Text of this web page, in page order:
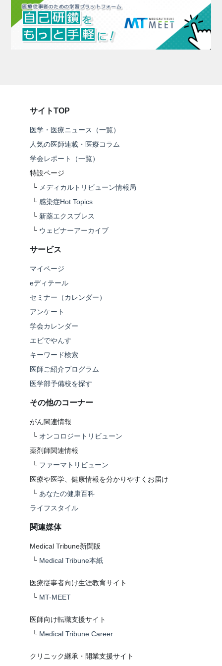
サイトTOP
医学・医療ニュース（一覧）
人気の医師連載・医療コラム
学会レポート（一覧）
特設ページ
└ メディカルトリビューン情報局
└ 感染症Hot Topics
└ 新薬エクスプレス
└ ウェビナーアーカイブ
サービス
マイページ
eディテール
セミナー（カレンダー）
アンケート
学会カレンダー
エビでやんす
キーワード検索
医師ご紹介プログラム
医学部予備校を探す
その他のコーナー
がん関連情報
└ オンコロジートリビューン
薬剤師関連情報
└ ファーマトリビューン
医療や医学、健康情報を分かりやすくお届け
└ あなたの健康百科
ライフスタイル
関連媒体
Medical Tribune新聞版
└ Medical Tribune本紙
医療従事者向け生涯教育サイト
└ MT-MEET
医師向け転職支援サイト
└ Medical Tribune Career
クリニック継承・開業支援サイト